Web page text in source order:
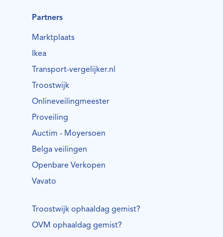
Partners
Marktplaats
Ikea
Transport-vergelijker.nl
Troostwijk
Onlineveilingmeester
Proveiling
Auctim - Moyersoen
Belga veilingen
Openbare Verkopen
Vavato
Troostwijk ophaaldag gemist?
OVM ophaaldag gemist?